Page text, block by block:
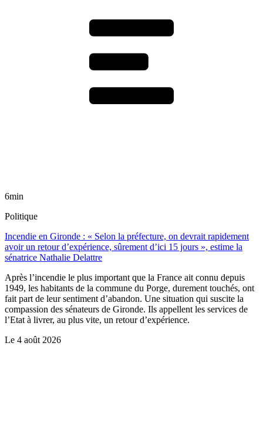
6min
Politique
Incendie en Gironde : « Selon la préfecture, on devrait rapidement
avoir un retour d’expérience, sûrement d’ici 15 jours », estime la
sénatrice Nathalie Delattre
Après l’incendie le plus important que la France ait connu depuis
1949, les habitants de la commune du Porge, durement touchés, ont
fait part de leur sentiment d’abandon. Une situation qui suscite la
compassion des sénateurs de Gironde. Ils appellent les services de
l’Etat à livrer, au plus vite, un retour d’expérience.
Le 4 août 2026